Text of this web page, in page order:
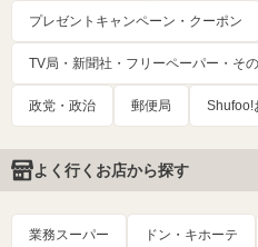
プレゼントキャンペーン・クーポン
TV局・新聞社・フリーペーパー・そ
政党・政治 郵便局 Shufoo!
よく行くお店から探す
業務スーパー ドン・キホーテ